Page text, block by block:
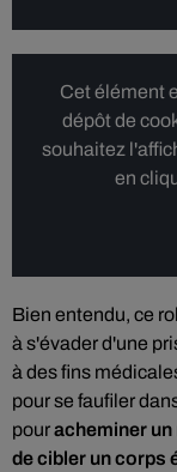
Cet élément
dépôt de
souhaitez
en
Bien entendu, ce
à s'évader d'une
à des fins
pour se faufiler
pouracheminer
de cibler un corps